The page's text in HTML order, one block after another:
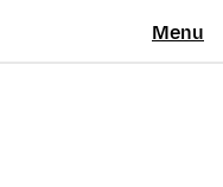
Menu